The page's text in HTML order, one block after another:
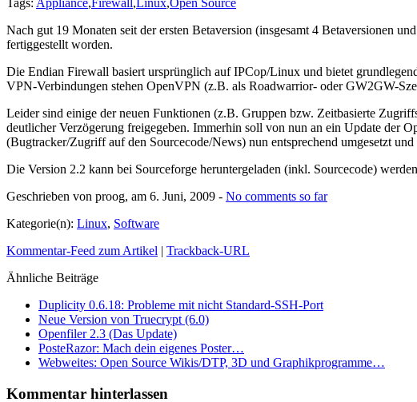
Nach gut 19 Monaten seit der ersten Betaversion (insgesamt 4 Betaversionen
fertiggestellt worden.
Die Endian Firewall basiert ursprünglich auf IPCop/Linux und bietet
VPN-Verbindungen stehen OpenVPN (z.B. als Roadwarrior- oder GW2GW-
Leider sind einige der neuen Funktionen (z.B. Gruppen bzw. Zeitbasierte
deutlicher Verzögerung freigegeben. Immerhin soll von nun an ein Update der
(Bugtracker/Zugriff auf den Sourcecode/News) nun entsprechend umgesetzt
Die Version 2.2 kann bei Sourceforge heruntergeladen (inkl. Sourcecode)
Geschrieben von proog, am 6. Juni, 2009 - No comments so far
Kategorie(n): Linux, Software
Kommentar-Feed zum Artikel | Trackback-URL
Ähnliche Beiträge
Duplicity 0.6.18: Probleme mit nicht Standard-SSH-Port
Neue Version von Truecrypt (6.0)
Openfiler 2.3 (Das Update)
PosteRazor: Mach dein eigenes Poster…
Webweites: Open Source Wikis/DTP, 3D und Graphikprogramme…
Kommentar hinterlassen